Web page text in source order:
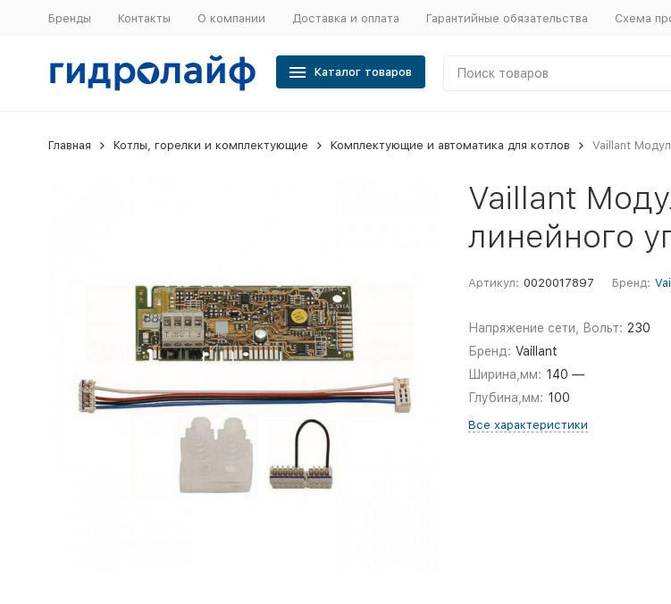
Бренды Контакты О компании Доставка и оплата Гарантийные обязательства Схема
Каталог товаров
Главная Котлы, горелки и комплектующие Комплектующие и автоматика для котлов Vaillant
Vaillant
линейного
Артикул: 0020017897 Бренд:
Напряжение сети, Вольт: 230
Бренд: Vaillant
Ширина,мм: 140 —
Глубина,мм: 100
Все характеристики